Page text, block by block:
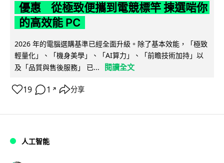
優惠 從極致便攜到電競標竿 揀選啱你
的高效能 PC
2026 年的電腦選購基準已經全面升級。除了基本效能，「極致
輕量化」、「機身美學」、「AI算力」、「前瞻技術加持」以
及「品質與售後服務」 已...
閱讀全文
19 1 ↗ 分享
人工智能